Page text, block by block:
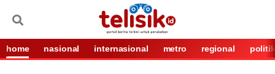
home nasional internasional metro regional politik